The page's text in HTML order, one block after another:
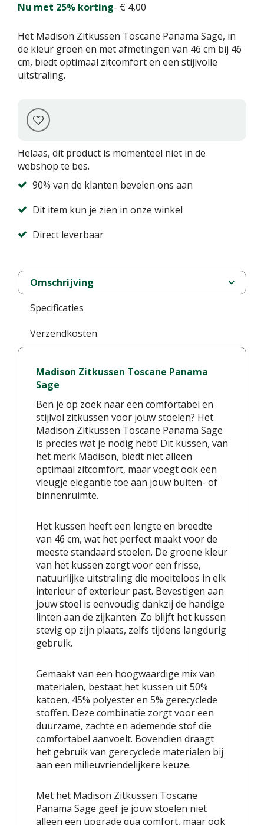
Nu met 25% korting- € 4,00
Het Madison Zitkussen Toscane Panama Sage, in
de kleur groen en met afmetingen van 46 cm bij 46
cm, biedt optimaal zitcomfort en een stijlvolle
uitstraling.
Helaas, dit product is momenteel niet in de
webshop te bes.
90% van de klanten bevelen ons aan
Dit item kun je zien in onze winkel
Direct leverbaar
Omschrijving
Specificaties
Verzendkosten
Madison Zitkussen Toscane Panama
Sage
Ben je op zoek naar een comfortabel en
stijlvol zitkussen voor jouw stoelen? Het
Madison Zitkussen Toscane Panama Sage
is precies wat je nodig hebt! Dit kussen, van
het merk Madison, biedt niet alleen
optimaal zitcomfort, maar voegt ook een
vleugje elegantie toe aan jouw buiten- of
binnenruimte.
Het kussen heeft een lengte en breedte
van 46 cm, wat het perfect maakt voor de
meeste standaard stoelen. De groene kleur
van het kussen zorgt voor een frisse,
natuurlijke uitstraling die moeiteloos in elk
interieur of exterieur past. Bevestigen aan
jouw stoel is eenvoudig dankzij de handige
linten aan de zijkanten. Zo blijft het kussen
stevig op zijn plaats, zelfs tijdens langdurig
gebruik.
Gemaakt van een hoogwaardige mix van
materialen, bestaat het kussen uit 50%
katoen, 45% polyester en 5% gerecyclede
stoffen. Deze combinatie zorgt voor een
duurzame, zachte en ademende stof die
comfortabel aanvoelt. Bovendien draagt
het gebruik van gerecyclede materialen bij
aan een milieuvriendelijkere keuze.
Met het Madison Zitkussen Toscane
Panama Sage geef je jouw stoelen niet
alleen een upgrade qua comfort, maar ook